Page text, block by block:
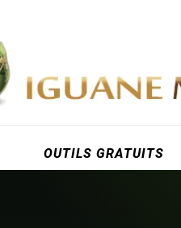
OUTILS GRATUITS